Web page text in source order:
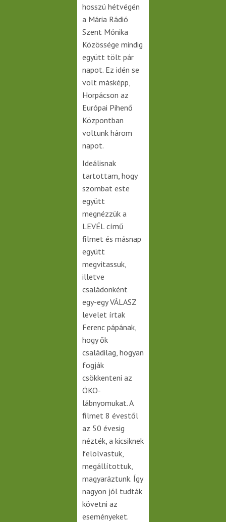
hosszú hétvégén
a Mária Rádió
Szent Mónika
Közössége mindig
együtt tölt pár
napot. Ez idén se
volt másképp,
Horpácson az
Európai Pihenő
Központban
voltunk három
napot.
Ideálisnak
tartottam, hogy
szombat este
együtt
megnézzük a
LEVÉL című
filmet és másnap
együtt
megvitassuk,
illetve
családonként
egy-egy VÁLASZ
levelet írtak
Ferenc pápának,
hogy ők
családilag, hogyan
fogják
csökkenteni az
ÖKO-
lábnyomukat. A
filmet 8 évestől
az 50 évesig
nézték, a kicsiknek
felolvastuk,
megállítottuk,
magyaráztunk. Így
nagyon jól tudták
követni az
eseményeket.